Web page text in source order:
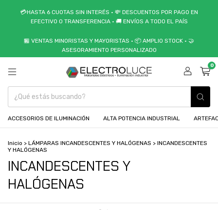
💳HASTA 6 CUOTAS SIN INTERÉS • 💸 DESCUENTOS POR PAGO EN
EFECTIVO O TRANSFERENCIA • 🚚 ENVÍOS A TODO EL PAÍS
🏪 VENTAS MINORISTAS Y MAYORISTAS • 📦 AMPLIO STOCK • 🤝
ASESORAMIENTO PERSONALIZADO
0
ACCESORIOS DE ILUMINACIÓN ALTA POTENCIA INDUSTRIAL
Inicio > LÁMPARAS INCANDESCENTES Y HALÓGENAS > INCANDESCENTES
Y HALÓGENAS
INCANDESCENTES Y
HALÓGENAS